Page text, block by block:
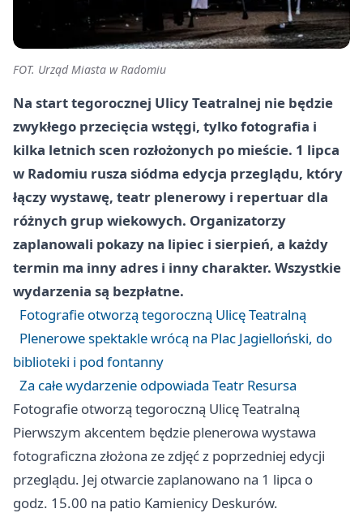
FOT. Urząd Miasta w Radomiu
Na start tegorocznej Ulicy Teatralnej nie będzie
zwykłego przecięcia wstęgi, tylko fotografia i
kilka letnich scen rozłożonych po mieście. 1 lipca
w Radomiu rusza siódma edycja przeglądu, który
łączy wystawę, teatr plenerowy i repertuar dla
różnych grup wiekowych. Organizatorzy
zaplanowali pokazy na lipiec i sierpień, a każdy
termin ma inny adres i inny charakter. Wszystkie
wydarzenia są bezpłatne.
Fotografie otworzą tegoroczną Ulicę Teatralną
Plenerowe spektakle wrócą na Plac Jagielloński, do
biblioteki i pod fontanny
Za całe wydarzenie odpowiada Teatr Resursa
Fotografie otworzą tegoroczną Ulicę Teatralną
Pierwszym akcentem będzie plenerowa wystawa
fotograficzna złożona ze zdjęć z poprzedniej edycji
przeglądu. Jej otwarcie zaplanowano na 1 lipca o
godz. 15.00 na patio Kamienicy Deskurów.